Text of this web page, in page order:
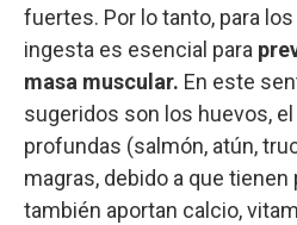
fuertes. Por lo tanto, para los
ingesta es esencial para
masa muscular. En este
sugeridos son los huevos,
profundas (salmón, atún,
magras, debido a que
también aportan calcio,